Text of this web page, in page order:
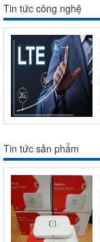
Tin tức công nghệ
Tin tức sản phẩm